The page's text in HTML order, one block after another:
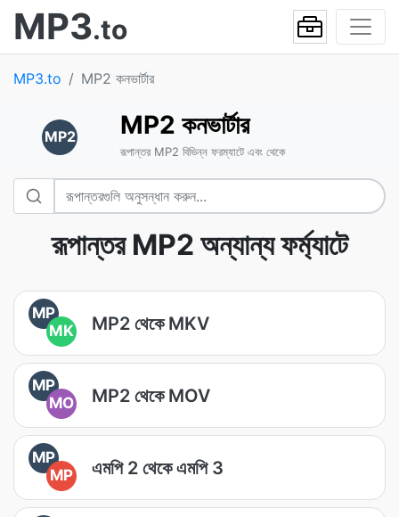
MP3.to
MP3.to MP2 কনভার্টার
MP2 MP2 কনভার্টার
রূপান্তর MP2 বিভিন্ন ফরম্যাটে এবং থেকে
রূপান্তর MP2 অন্যান্য ফর্ম্যাটে
MP
MK
MP2 থেকে MKV
MP
MO
MP2 থেকে MOV
MP
MP
এমপি 2 থেকে এমপি 3